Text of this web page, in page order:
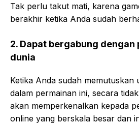
Tak perlu takut mati, karena
berakhir ketika Anda sudah
2. Dapat bergabung dengan
dunia
Ketika Anda sudah memutuskan
dalam permainan ini, secara
akan memperkenalkan kepada
online yang berskala besar dan